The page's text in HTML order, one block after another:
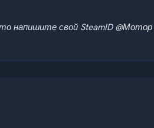
напишите свой SteamID@Мотор